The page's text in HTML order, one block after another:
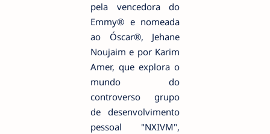
pela vencedora do
Emmy® e nomeada
ao Óscar®, Jehane
Noujaim e por Karim
Amer, que explora o
mundo do
controverso grupo
de desenvolvimento
pessoal "NXIVM",